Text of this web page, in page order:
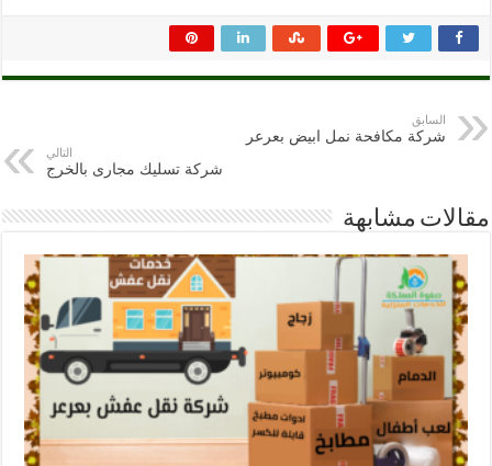
السابق
شركة مكافحة نمل ابيض بعرعر
التالي
شركة تسليك مجارى بالخرج
مقالات مشابهة